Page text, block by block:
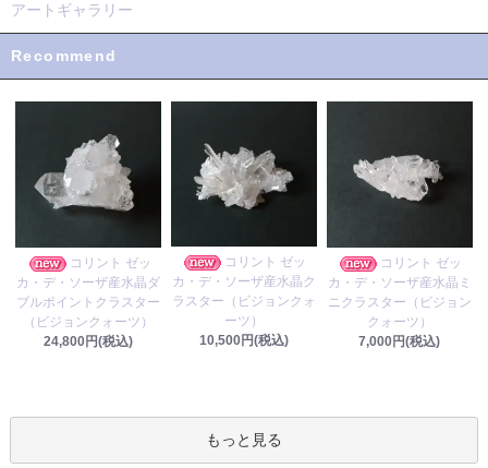
アートギャラリー
Recommend
コリント ゼッ
カ・デ・ソーザ産水晶ダ
ブルポイントクラスター
（ビジョンクォーツ）
24,800円(税込)
コリント ゼッ
カ・デ・ソーザ産水晶ク
ラスター（ビジョンクォ
ーツ）
10,500円(税込)
コリント ゼッ
カ・デ・ソーザ産水晶ミ
ニクラスター（ビジョン
クォーツ）
7,000円(税込)
もっと見る